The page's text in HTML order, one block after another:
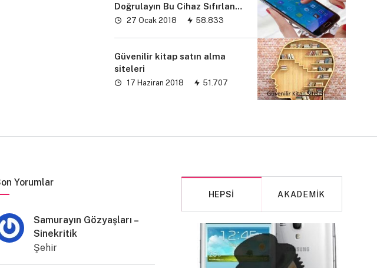
Doğrulayın Bu Cihaz Sıfırlandı
sorunu” çözümü
27 Ocak 2018 58.833
Güvenilir kitap satın alma
siteleri
17 Haziran 2018 51.707
Yorumlar
Samurayın Gözyaşları –
Sinekritik
Şehir
HEPSI AKADEMIK
MAKALE